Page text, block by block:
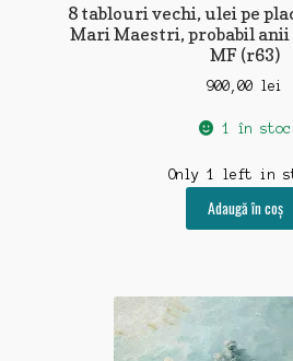
medicina-leacuri
sport-turism-vanatoare
timbre-plicuri-scrisori
8 tablouri vechi, ulei pe
Mari Maestri, probabil anii
MF (r63)
900,00 lei
1 în stoc
Only 1 left in
Adaugă în coș